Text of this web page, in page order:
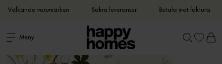
Välkända varumärken Säkra leveranser Betala mot faktura
Meny